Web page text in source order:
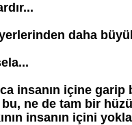
daha
insanın içine
ne de tam bir
insanın içini